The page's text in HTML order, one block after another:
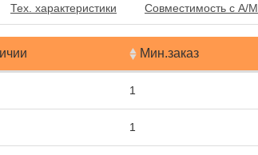
Тех. характеристики Совместимость с А/М
Мин.заказ
1
1